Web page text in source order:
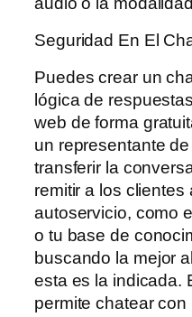
Seguridad En El
Puedes crear un
lógica de
web de forma
un representante
transferir la
remitir a los clientes
autoservicio, como
o tu base de
buscando la mejor
esta es la indicada.
permite chatear con